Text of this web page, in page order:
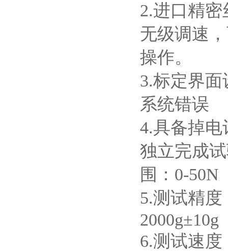
2.进口精
无级调速
操作。
3.标定界
系统错误
4.具备掉
独立完成
围：0-50N
5.测试精度
2000g±10g
6.测试速度